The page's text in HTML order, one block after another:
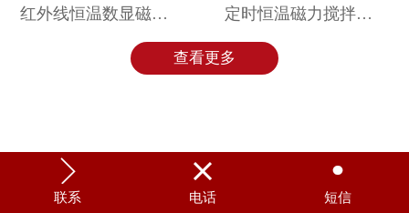
红外线恒温数显磁力搅拌器 HW18-1 定时恒温磁力搅拌器 95-1
查看更多

联系

电话

短信